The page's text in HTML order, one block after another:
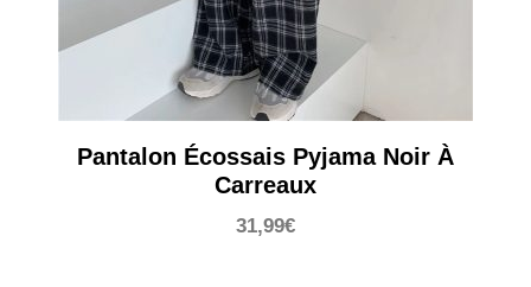
Pantalon Écossais Pyjama Noir À
Carreaux
31,99€